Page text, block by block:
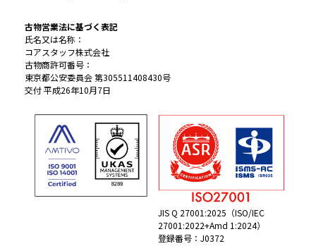
古物営業法に基づく表記
氏名又は名称：
コアスタッフ株式会社
古物商許可番号：
東京都公安委員会 第305511408430号
交付 平成26年10月7日
JIS Q 27001:2025（ISO/IEC
27001:2022+Amd 1:2024）
登録番号：J0372